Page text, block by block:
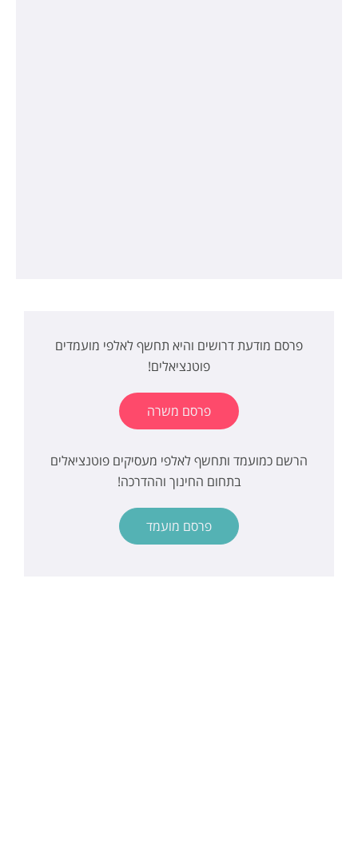
פרסם מודעת דרושים והיא תחשף לאלפי מועמדים
פוטנציאלים!
פרסם משרה
הרשם כמועמד ותחשף לאלפי מעסיקים פוטנציאלים
בתחום החינוך וההדרכה!
פרסם מועמד